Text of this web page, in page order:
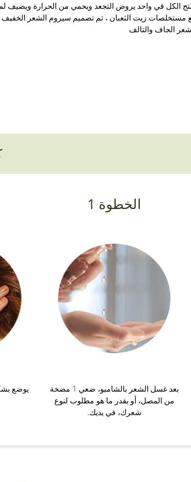
الكل في واحد يروض التجعد ويحمي من الحرارة ويضيف
مستخلصات زيت الثعبان ، تم تصميم سيروم الشعر الخفيف
الجاف والتالف
الخطوة 1
بعد غسل الشعر بالشامبو، ضعي 1 مضخة
من المصل، أو بقدر ما هو مطلوب لنوع
شعرك، في يديك.
يوضع